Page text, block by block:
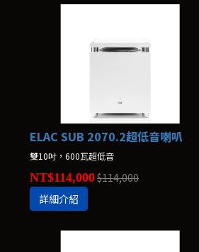
ELAC SUB 2070.2超低音喇叭
雙10吋，600瓦超低音
NT$114,000$114,000
詳細介紹